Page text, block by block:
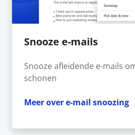
Snooze e-mails
Snooze afleidende e-mails
schonen
Meer over e-mail snoozing